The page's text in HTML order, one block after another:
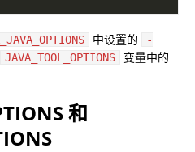
中设置的
-
JAVA_TOOL_OPTIONS
变量中的
和